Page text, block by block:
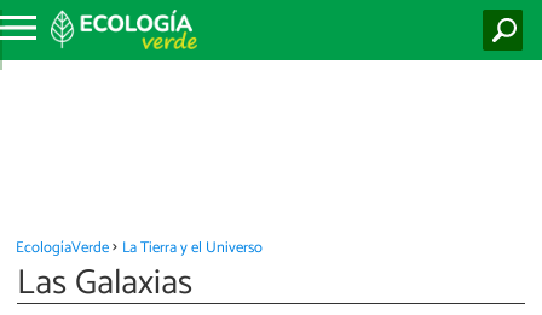
EcologíaVerde La Tierra y el Universo
Las Galaxias